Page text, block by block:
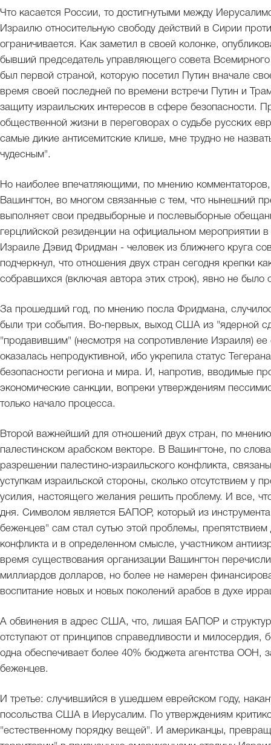
Что касается России, то достигнутыми между
Израилю относительную свободу действий в Сирии
ограничивается. Как заметил в своей колонке,
бывший председатель управляющего совета
был первой страной, которую посетил Путин вначале
время своей последней по времени встречи Путин и
защиту израильских интересов в сфере безопасности.
общественной жизни в переговорах о судьбе русских
самые дикие антисемитские клише, мне трудно не
чудесным".
Но наиболее впечатляющими, по мнению
Вашингтон, во многом связанные с тем, что нынешний
выполняет свои предвыборные и послевыборные
герцлийской резиденции на официальном мероприятии
Израиле Дэвид Фридман - человек из ближнего круга
подчеркнул, что отношения двух стран сегодня крепки
собравшихся (включая автора этих строк), явно не
За прошедший год, по мнению посла Фридмана,
были три события. Во-первых, выход США из "ядерной
"продавившим" (несмотря на сопротивление Израиля)
оказалась непродуктивной, ибо укрепила статус
безопасности региона и мира. И, напротив, вводимые
экономические санкции, вопреки утверждениям
только начало процесса.
Второй важнейший для отношений двух стран, по
палестинском арабском векторе. В Вашингтоне, по
разрешении палестино-израильского конфликта,
уступкам израильской стороны, сколько отсутствием у
усилия, настоящего желания решить проблему. И все,
дня. Символом является БАПОР, который из
беженцев" сам стал сутью этой проблемы, препятствием
конфликта и в определенном смысле, участником
время существования организации Вашингтон
миллиардов долларов, но более не намерен
воспитание новых и новых поколений арабов в духе
А обвинения в адрес США, что, лишая БАПОР и
отступают от принципов справедливости и
одна обеспечивает более 40% бюджета агентства
беженцев.
И третье: случившийся в ушедшем еврейском году,
посольства США в Иерусалим. По утверждениям
"естественному порядку вещей". И американцы,